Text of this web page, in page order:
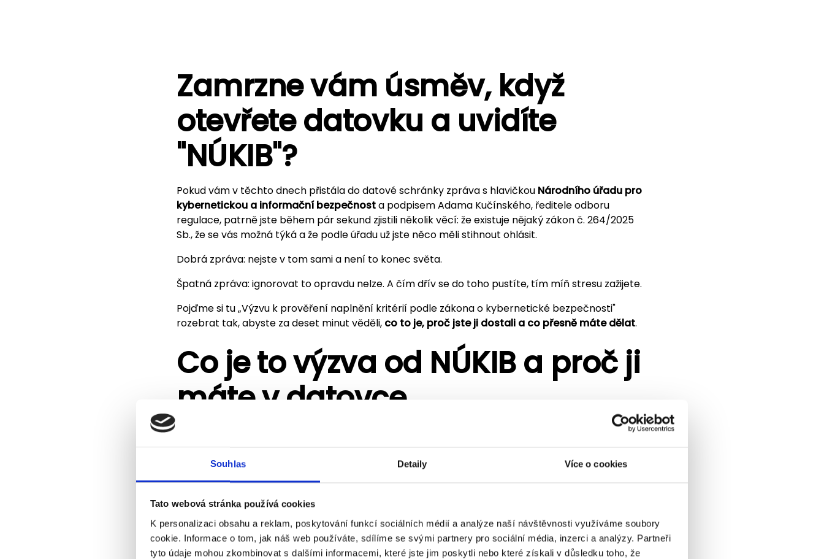
Souhlas Detaily Více o cookies
Tato webová stránka používá cookies
K personalizaci obsahu a reklam, poskytování funkcí sociálních médií a analýze naší návštěvnosti využíváme soubory
cookie. Informace o tom, jak náš web používáte, sdílíme se svými partnery pro sociální média, inzerci a analýzy. Partneři
tyto údaje mohou zkombinovat s dalšími informacemi, které jste jim poskytli nebo které získali v důsledku toho, že
Zamrzne vám úsměv, když
otevřete datovku a uvidíte
"NÚKIB"?
Pokud vám v těchto dnech přistála do datové schránky zpráva s hlavičkou Národního úřadu pro
kybernetickou a informační bezpečnosta podpisem Adama Kučínského, ředitele odboru
regulace, patrně jste během pár sekund zjistili několik věcí: že existuje nějaký zákon č. 264/2025
Sb., že se vás možná týká a že podle úřadu už jste něco měli stihnout ohlásit.
Dobrá zpráva: nejste v tom sami a není to konec světa.
Špatná zpráva: ignorovat to opravdu nelze. A čím dřív se do toho pustíte, tím míň stresu zažijete.
Pojďme si tu „Výzvu k prověření naplnění kritérií podle zákona o kybernetické bezpečnosti"
rozebrat tak, abyste za deset minut věděli, co to je, proč jste ji dostali a co přesně máte dělat.
Co je to výzva od NÚKIB a proč ji
máte v datovce
, který do
českého právního řádu přenáší evropskou směrnici NIS2. Zákon výrazně rozšířil okruh firem, na
které dopadají povinnosti v oblasti kyberbezpečnosti – NÚKIB odhaduje, že nově se regulace týká
Jestli do této skupiny patříte či nikoli, se řídí
vlevém sloupcinajdete výčet regulovaných služeb (energetika, zdravotnictví, výroba, IT